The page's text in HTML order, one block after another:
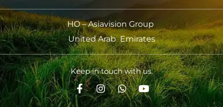
HO – Asiavision Group
United Arab Emirates
Keep in touch with us.